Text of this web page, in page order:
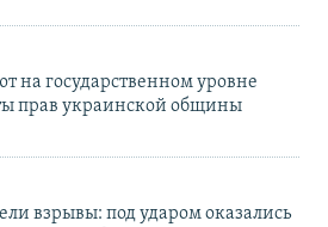
на государственном уровне
прав украинской общины
взрывы: под ударом оказались